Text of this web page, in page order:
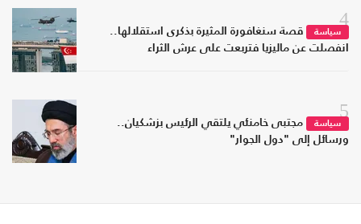
4
سياسة
قصة سنغافورة المثيرة بذكرى استقلالها..
انفصلت عن ماليزيا فتربعت على عرش الثراء
5
سياسة
مجتبى خامنئي يلتقي الرئيس بزشكيان..
ورسائل إلى "دول الجوار"